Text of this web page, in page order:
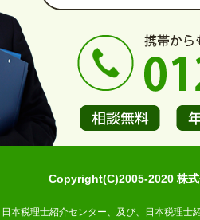
Copyright(C)2005-2020 株
日本税理士紹介センター、及び、日本税理士